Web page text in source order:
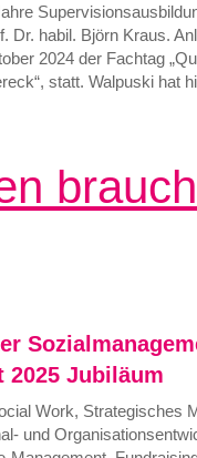
Dr. habil. Björn Kraus.
2024 der Fachtag
statt. Walpuski hat
2025 Jubiläum
Work, Strategisches
und